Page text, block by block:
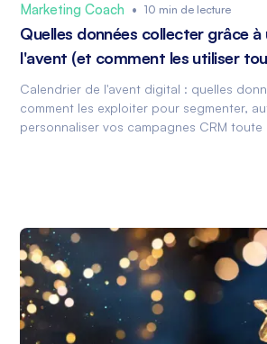
Marketing Coach • 10 min de lecture
Quelles données collecter grâce à
l'avent (et comment les utiliser
Calendrier de l'avent digital : quelles
comment les exploiter pour segmenter,
personnaliser vos campagnes CRM toute